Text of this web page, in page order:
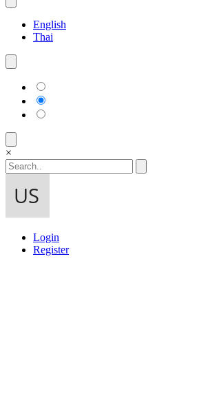
English
Thai
×
Login
Register